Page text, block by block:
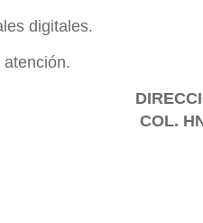
digitales.
COL.